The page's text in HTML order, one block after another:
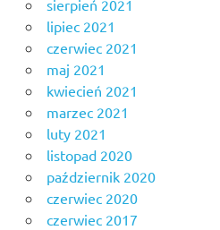
sierpień 2021
lipiec 2021
czerwiec 2021
maj 2021
kwiecień 2021
marzec 2021
luty 2021
listopad 2020
październik 2020
czerwiec 2020
czerwiec 2017